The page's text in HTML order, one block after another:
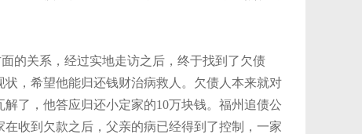
的关系，经过实地走访之后，终于找到了欠债
，希望他能归还钱财治病救人。欠债人本来就对
了，他答应归还小定家的10万块钱。福州追债公
收到欠款之后，父亲的病已经得到了控制，一家